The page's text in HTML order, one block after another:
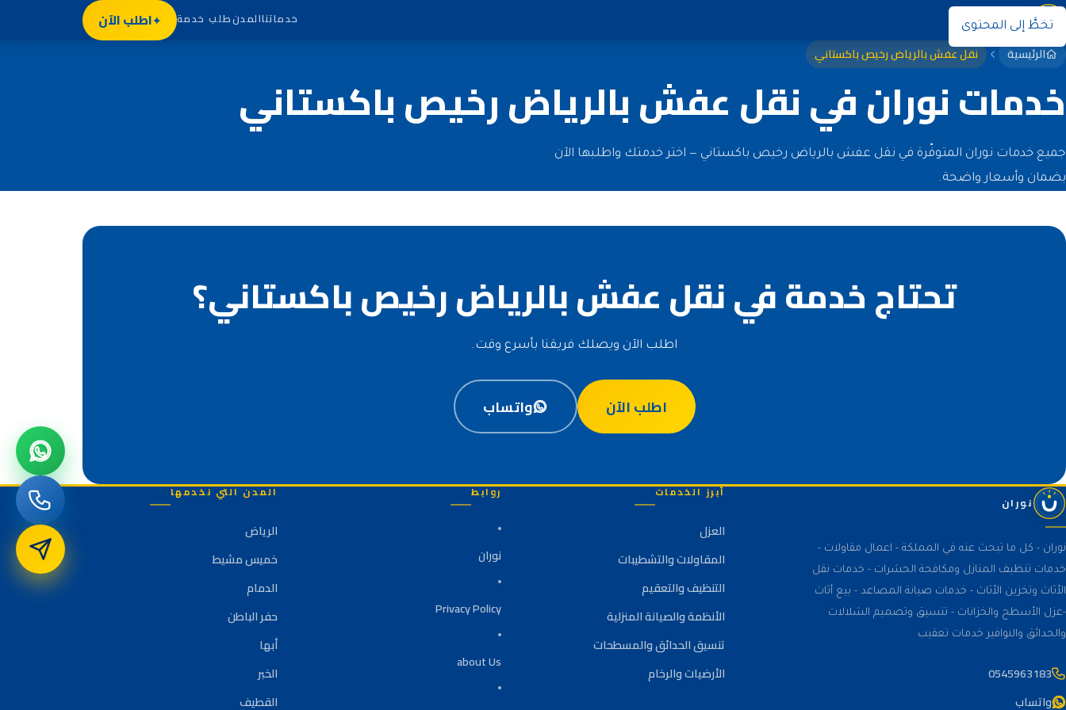
تخطَّ إلى المحتوى خدماتناالمدنطلب خدمة اطلب الآن نوران
الرئيسية نقل عفش بالرياض رخيص باكستاني
خدمات نوران في نقل عفش بالرياض رخيص باكستاني
جميع خدمات نوران المتوفّرة في نقل عفش بالرياض رخيص باكستاني — اختر خدمتك واطلبها الآن
بضمان وأسعار واضحة.
تحتاج خدمة في نقل عفش بالرياض رخيص باكستاني؟
اطلب الآن ويصلك فريقنا بأسرع وقت.
اطلب الآن واتساب
نوران
نوران - كل ما تبحث عنه في المملكة - اعمال مقاولات -
خدمات تنظيف المنازل ومكافحة الحشرات - خدمات نقل
الأثاث وتخزين الأثاث - خدمات صيانة المصاعد - بيع أثاث
-عزل الأسطح والخزانات - تنسيق وتصميم الشلالات
والحدائق والنوافير خدمات تعقيب
0545963183
واتساب
أبرز الخدمات
العزل
المقاولات والتشطيبات
التنظيف والتعقيم
الأنظمة والصيانة المنزلية
تنسيق الحدائق والمسطحات
الأرضيات والرخام
روابط
نوران
Privacy Policy
about Us
المدن التي نخدمها
الرياض
خميس مشيط
الدمام
حفر الباطن
أبها
الخبر
القطيف